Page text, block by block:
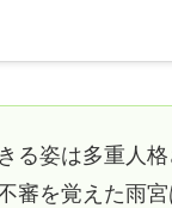
る姿は多重人格
審を覚えた雨